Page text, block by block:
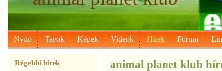
Nyitó Tagok Képek Videók Hírek Fórum
Régebbi hírek animal planet klub